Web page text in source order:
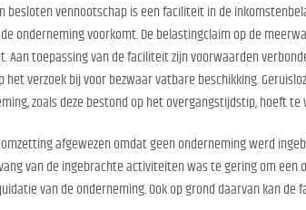
besloten vennootschap is een faciliteit in de
onderneming voorkomt. De belastingclaim op de
toepassing van de faciliteit zijn voorwaarden
verzoek bij voor bezwaar vatbare beschikking.
zoals deze bestond op het overgangstijdstip, hoeft
afgewezen omdat geen onderneming werd
van de ingebrachte activiteiten was te gering om een
van de onderneming. Ook op grond daarvan kan